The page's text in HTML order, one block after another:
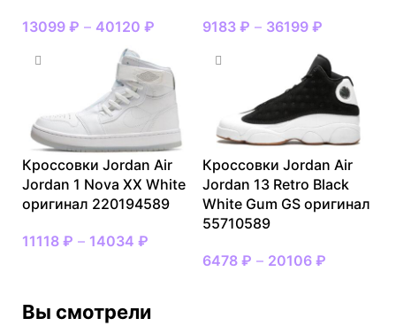
13099 ₽ – 40120 ₽ 9183 ₽ – 36199 ₽
Кроссовки Jordan Air
Jordan 1 Nova XX White
оригинал 220194589
11118 ₽ – 14034 ₽
Кроссовки Jordan Air
Jordan 13 Retro Black
White Gum GS оригинал
55710589
6478 ₽ – 20106 ₽
Вы смотрели